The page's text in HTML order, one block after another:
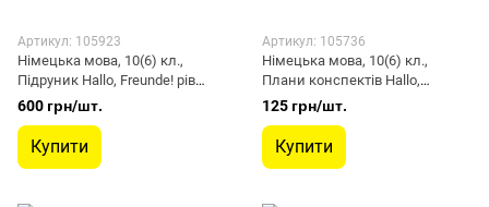
Артикул: 105923
Німецька мова, 10(6) кл.,
Підруник Hallo, Freunde! рів
стандарту - Ранок (105923)
600 грн/шт.
Купити
Артикул: 105736
Німецька мова, 10(6) кл.,
Плани конспектів Hallo,
Freunde! - Ранок (105736)
125 грн/шт.
Купити